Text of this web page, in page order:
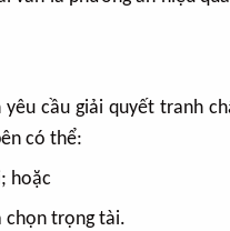
cầu giải quyết tranh
có thể:
hoặc
chọn trọng tài.